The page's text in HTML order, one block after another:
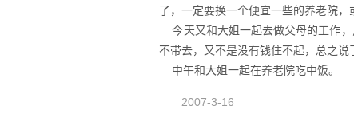
了，一定要换一个便宜一些的养老院，
今天又和大姐一起去做父母的工作，
不带去，又不是没有钱住不起，总之说
中午和大姐一起在养老院吃中饭。
2007-3-16